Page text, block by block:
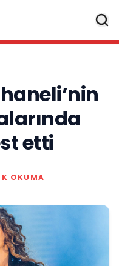
etti
OKUMA